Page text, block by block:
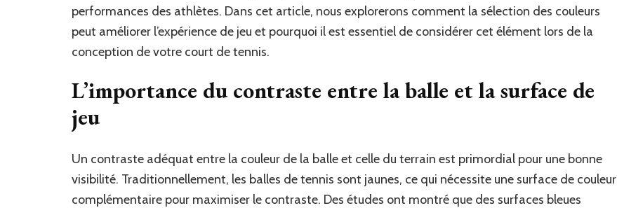
peut-
il
visuel
Saint-
Raphaël
?
performances des athlètes. Dans cet article, nous explorerons comment la sélection des couleurs
peut améliorer l’expérience de jeu et pourquoi il est essentiel de considérer cet élément lors de la
conception de votre court de tennis.
L’importance du contraste entre la balle et la surface de
jeu
Un contraste adéquat entre la couleur de la balle et celle du terrain est primordial pour une bonne
visibilité. Traditionnellement, les balles de tennis sont jaunes, ce qui nécessite une surface de couleur
complémentaire pour maximiser le contraste. Des études ont montré que des surfaces bleues